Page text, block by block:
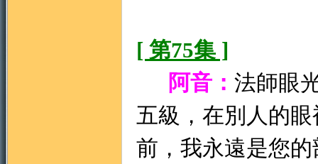
[ 第75集 ]
阿音： 法師眼
五級，在別人的
前，我永遠是您